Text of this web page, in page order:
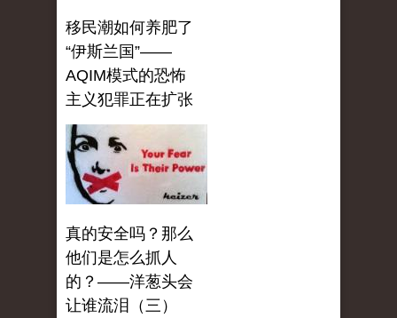
移民潮如何养肥了
“伊斯兰国”——
AQIM模式的恐怖
主义犯罪正在扩张
真的安全吗？那么
他们是怎么抓人
的？——洋葱头会
让谁流泪（三）